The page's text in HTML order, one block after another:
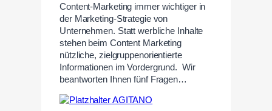
Content-Marketing immer wichtiger in
der Marketing-Strategie von
Unternehmen. Statt werbliche Inhalte
stehen beim Content Marketing
nützliche, zielgruppenorientierte
Informationen im Vordergrund. Wir
beantworten Ihnen fünf Fragen…